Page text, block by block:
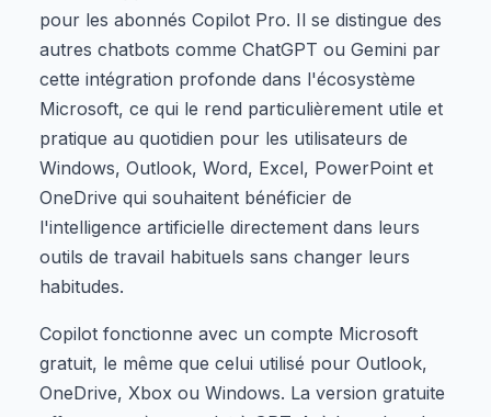
pour les abonnés Copilot Pro. Il se distingue des
autres chatbots comme ChatGPT ou Gemini par
cette intégration profonde dans l'écosystème
Microsoft, ce qui le rend particulièrement utile et
pratique au quotidien pour les utilisateurs de
Windows, Outlook, Word, Excel, PowerPoint et
OneDrive qui souhaitent bénéficier de
l'intelligence artificielle directement dans leurs
outils de travail habituels sans changer leurs
habitudes.
Copilot fonctionne avec un compte Microsoft
gratuit, le même que celui utilisé pour Outlook,
OneDrive, Xbox ou Windows. La version gratuite